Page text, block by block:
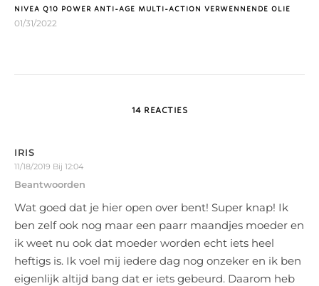
NIVEA Q10 POWER ANTI-AGE MULTI-ACTION VERWENNENDE OLIE
01/31/2022
14 REACTIES
IRIS
11/18/2019 Bij 12:04
Beantwoorden
Wat goed dat je hier open over bent! Super knap! Ik
ben zelf ook nog maar een paarr maandjes moeder en
ik weet nu ook dat moeder worden echt iets heel
heftigs is. Ik voel mij iedere dag nog onzeker en ik ben
eigenlijk altijd bang dat er iets gebeurd. Daarom heb